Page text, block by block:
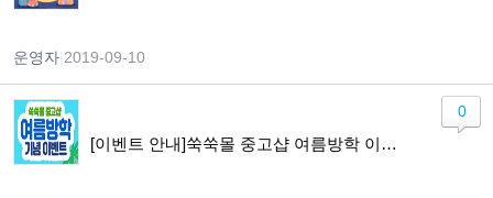
운영자 2019-09-10
[이벤트 안내]쑥쑥몰 중고샵 여름방학 이벤트 참여하고, 혜택도 받아가세요
0